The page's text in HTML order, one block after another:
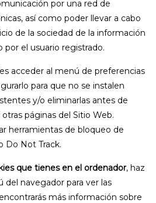
por una red de
así como poder llevar a cabo
de la sociedad de la información
el usuario registrado.
acceder al menú de preferencias
para que no se instalen
y/o eliminarlas antes de
páginas del Sitio Web.
herramientas de bloqueo de
Do Not Track.
que tienes en el ordenador, haz
del navegador para ver las
más información sobre